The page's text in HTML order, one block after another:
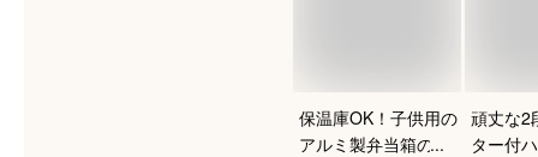
保温庫OK！子供用の
アルミ製弁当箱のお
頑丈な2
ター付